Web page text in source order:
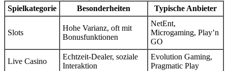
Spielkategorie
Besonderheiten Typische Anbieter
Slots
Hohe Varianz, oft mit
Bonusfunktionen
NetEnt,
Microgaming, Play’n
GO
Live Casino
Echtzeit-Dealer, soziale
Interaktion
Evolution Gaming,
Pragmatic Play